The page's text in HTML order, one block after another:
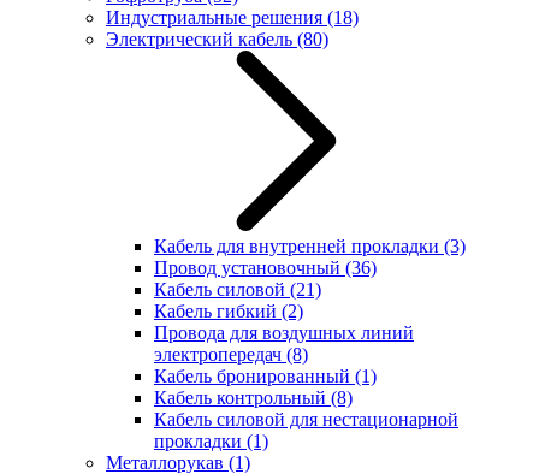
Индустриальные решения (18)
Электрический кабель (80)
Кабель для внутренней прокладки (3)
Провод установочный (36)
Кабель силовой (21)
Кабель гибкий (2)
Провода для воздушных линий
электропередач (8)
Кабель бронированный (1)
Кабель контрольный (8)
Кабель силовой для нестационарной
прокладки (1)
Металлорукав (1)